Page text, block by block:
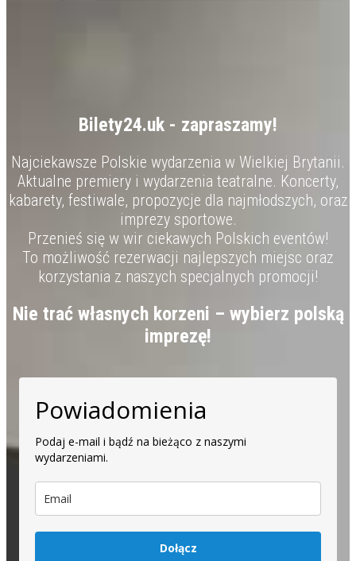
Bilety24.uk - zapraszamy!
Najciekawsze Polskie wydarzenia w Wielkiej Brytanii.
Aktualne premiery i wydarzenia teatralne. Koncerty,
kabarety, festiwale, propozycje dla najmłodszych, oraz
imprezy sportowe.
Przenieś się w wir ciekawych Polskich eventów!
To możliwość rezerwacji najlepszych miejsc oraz
korzystania z naszych specjalnych promocji!
Nie trać własnych korzeni – wybierz polską
imprezę!
Powiadomienia
Podaj e-mail i bądź na bieżąco z naszymi
wydarzeniami.
Dołącz